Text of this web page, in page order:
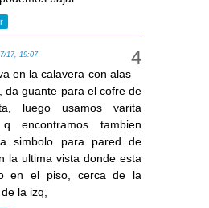
17, 19:07
en la calavera con alas
da guante para el cofre de
luego usamos varita
encontramos tambien
simbolo para pared de
la ultima vista donde esta
en el piso, cerca de la
la izq,